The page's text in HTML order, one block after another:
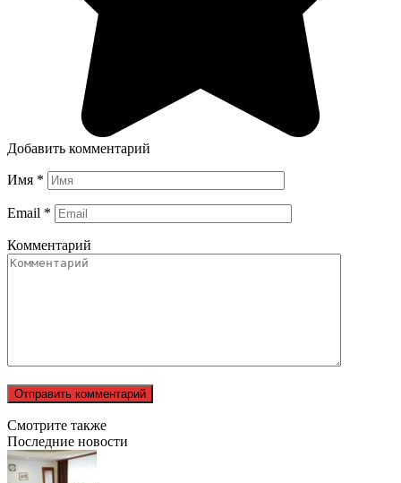
Добавить комментарий
Имя *
Email *
Комментарий
Смотрите также
Последние новости